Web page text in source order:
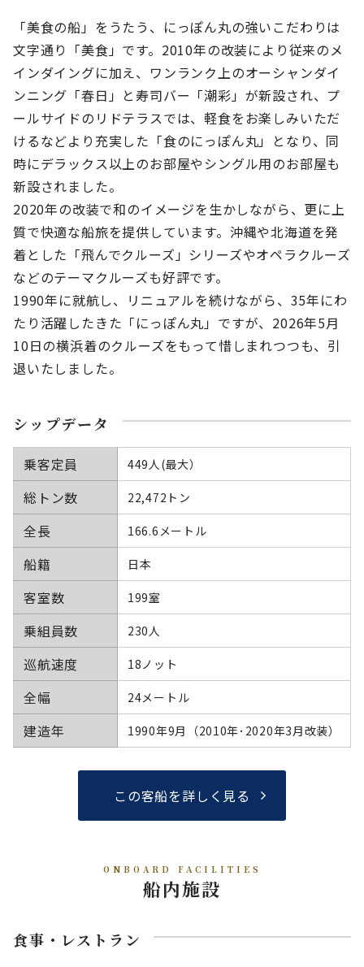
「美食の船」をうたう、にっぽん丸の強いこだわりは
文字通り「美食」です。2010年の改装により従来のメ
インダイングに加え、ワンランク上のオーシャンダイ
ンニング「春日」と寿司バー「潮彩」が新設され、プ
ールサイドのリドテラスでは、軽食をお楽しみいただ
けるなどより充実した「食のにっぽん丸」となり、同
時にデラックス以上のお部屋やシングル用のお部屋も
新設されました。
2020年の改装で和のイメージを生かしながら、更に上
質で快適な船旅を提供しています。沖縄や北海道を発
着とした「飛んでクルーズ」シリーズやオペラクルーズ
などのテーマクルーズも好評です。
1990年に就航し、リニュアルを続けながら、35年にわ
たり活躍したきた「にっぽん丸」ですが、2026年5月
10日の横浜着のクルーズをもって惜しまれつつも、引
退いたしました。
シップデータ
乗客定員 449人(最大）
総トン数 22,472トン
全長 166.6メートル
船籍 日本
客室数 199室
乗組員数 230人
巡航速度 18ノット
全幅 24メートル
建造年 1990年9月（2010年･2020年3月改装）
この客船を詳しく見る
ONBOARD FACILITIES
船内施設
食事・レストラン